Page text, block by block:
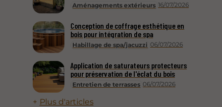
Aménagements extérieurs 16/07/2026
Habillage de spa/jacuzzi 06/07/2026
Conception de coffrage esthétique en
bois pour intégration de spa
Entretien de terrasses 06/07/2026
Application de saturateurs protecteurs
pour préservation de l'éclat du bois
Plus d'articles